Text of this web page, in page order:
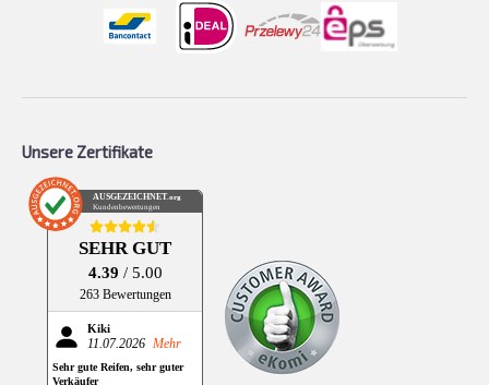
Unsere Zertifikate
AUSGEZEICHNET .org
Kundenbewertungen
SEHR GUT
4.39 / 5.00
263 Bewertungen
Kiki
11.07.2026 Mehr
Sehr gute Reifen, sehr guter
Verkäufer